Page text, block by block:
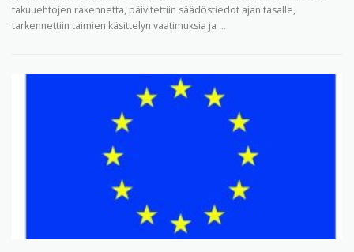
takuuehtojen rakennetta, päivitettiin säädöstiedot ajan tasalle,
tarkennettiin taimien käsittelyn vaatimuksia ja …